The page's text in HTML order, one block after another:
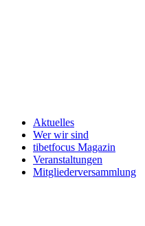
Aktuelles
Wer wir sind
tibetfocus Magazin
Veranstaltungen
Mitgliederversammlung